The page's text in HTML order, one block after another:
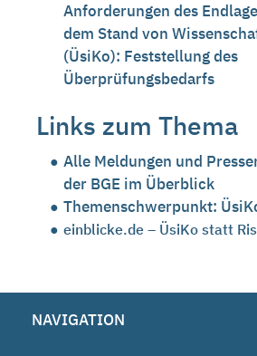
Anforderungen des
dem Stand von
(ÜsiKo): Feststellung des
Überprüfungsbedarfs
Links zum Thema
Alle Meldungen und
der BGE im Überblick
Themenschwerpunkt:
einblicke.de – ÜsiKo statt
NAVIGATION